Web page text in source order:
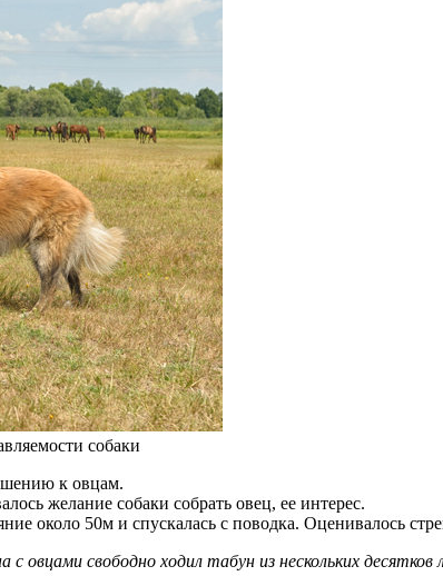
собаки
к овцам.
желание собаки собрать овец, ее интерес.
около 50м и спускалась с поводка. Оценивалось
свободно ходил табун из нескольких